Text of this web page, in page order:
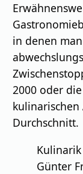
in denen
2000 oder
Durchschnitt.
Günter